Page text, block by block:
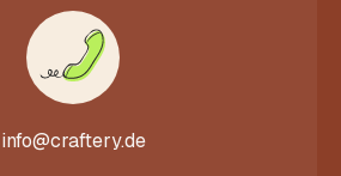
info@craftery.de